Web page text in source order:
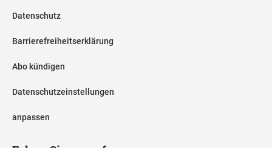
Datenschutz
Barrierefreiheitserklärung
Abo kündigen
Datenschutzeinstellungen
anpassen